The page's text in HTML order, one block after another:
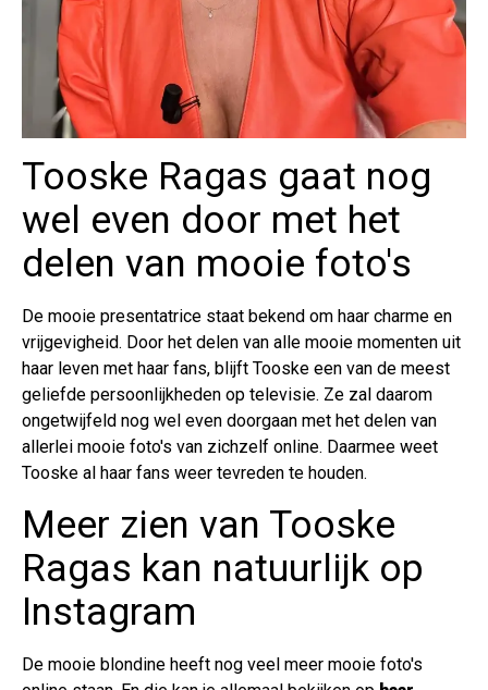
Tooske Ragas gaat nog
wel even door met het
delen van mooie foto's
De mooie presentatrice staat bekend om haar charme en
vrijgevigheid. Door het delen van alle mooie momenten uit
haar leven met haar fans, blijft Tooske een van de meest
geliefde persoonlijkheden op televisie. Ze zal daarom
ongetwijfeld nog wel even doorgaan met het delen van
allerlei mooie foto's van zichzelf online. Daarmee weet
Tooske al haar fans weer tevreden te houden.
Meer zien van Tooske
Ragas kan natuurlijk op
Instagram
De mooie blondine heeft nog veel meer mooie foto's